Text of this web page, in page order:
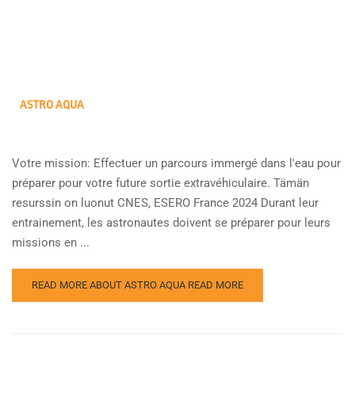
ASTRO AQUA
Votre mission: Effectuer un parcours immergé dans l'eau pour
préparer pour votre future sortie extravéhiculaire. Tämän
resurssin on luonut CNES, ESERO France 2024 Durant leur
entrainement, les astronautes doivent se préparer pour leurs
missions en ...
READ MORE ABOUT ASTRO AQUA READ MORE